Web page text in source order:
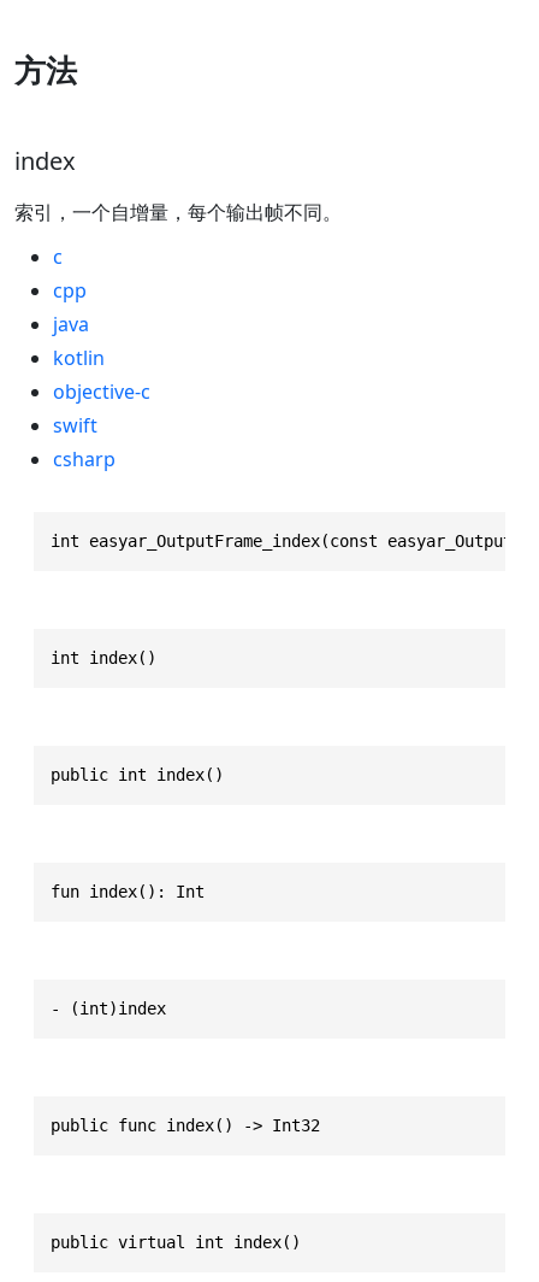
方法
index
索引，一个自增量，每个输出帧不同。
c
cpp
java
kotlin
objective-c
swift
csharp
int easyar_OutputFrame_index(const
int index()
public int index()
fun index(): Int
- (int)index
public func index() -> Int32
public virtual int index()